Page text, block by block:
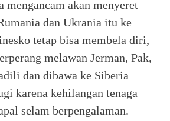
mengancam akan menyeret
dan Ukrania itu ke
tetap bisa membela diri,
melawan Jerman, Pak,
dan dibawa ke Siberia
karena kehilangan tenaga
selam berpengalaman.